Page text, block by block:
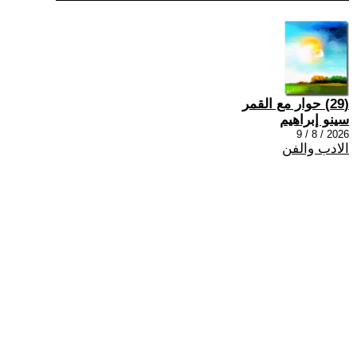
(29) حوار مع القمر
سينو إبراهيم
2026 / 8 / 9
الادب والفن